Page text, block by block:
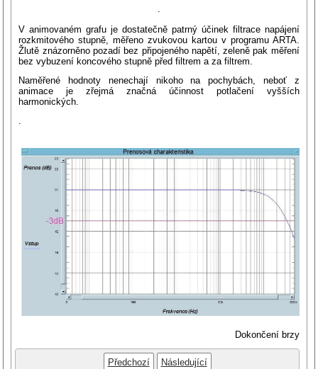
.
V animovaném grafu je dostatečně patrný účinek filtrace napájení
rozkmitového stupně, měřeno zvukovou kartou v programu ARTA.
Žlutě znázorněno pozadí bez připojeného napětí, zeleně pak měření
bez vybuzení koncového stupně před filtrem a za filtrem.
Naměřené hodnoty nenechají nikoho na pochybách, neboť z
animace je zřejmá značná účinnost potlačení vyšších
harmonických.
Dokončení brzy
Předchozí Následující